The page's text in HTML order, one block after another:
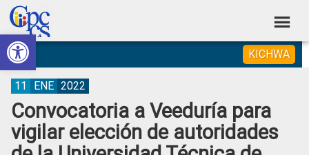
Abrir barra de herramientas
Skip
to
primary
navigation
Skip
to
main
content
Skip
to
primary
sidebar
Skip
to
footer
Consejo
de
Participación
Ciudadana
Construyendo
Poder
Ciudadano
KICHWA
Convocatoria a Veeduría para
vigilar elección de autoridades
11 ENE 2022